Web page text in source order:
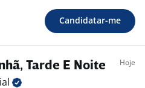
Candidatar-me
Tarde E Noite Hoje